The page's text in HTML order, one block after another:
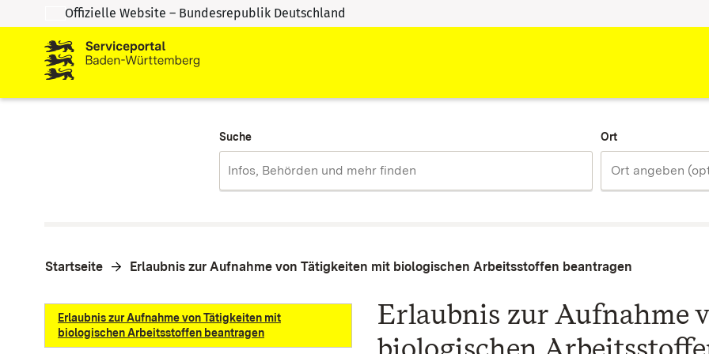
Zum Inhalt springen
Zur Suche springen
Offizielle Website – Bundesrepublik Deutschland
Suche Ort
Startseite Erlaubnis zur Aufnahme von Tätigkeiten mit biologischen Arbeitsstoffen beantragen
Erlaubnis zur Aufnahme von Tätigkeiten mit
biologischen Arbeitsstoffen beantragen
Erlaubnis zur Aufnahme